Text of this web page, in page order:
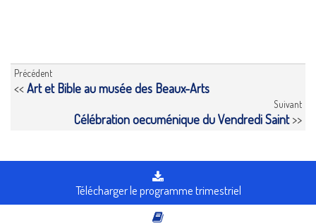
Précédent
<<Art et Bible au musée des Beaux-Arts
Suivant
Célébration oecuménique du Vendredi Saint>>
Télécharger le programme trimestriel